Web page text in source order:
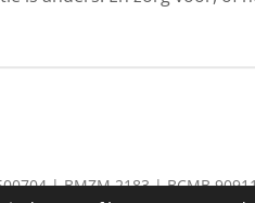
| BMZM 2183 | BCMB